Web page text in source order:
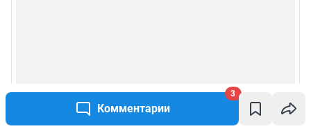
Комментарии
3